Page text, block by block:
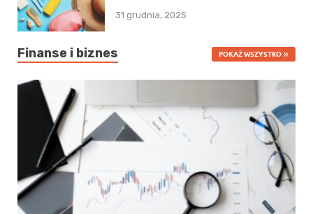
31 grudnia, 2025
Finanse i biznes POKAŻ WSZYSTKO